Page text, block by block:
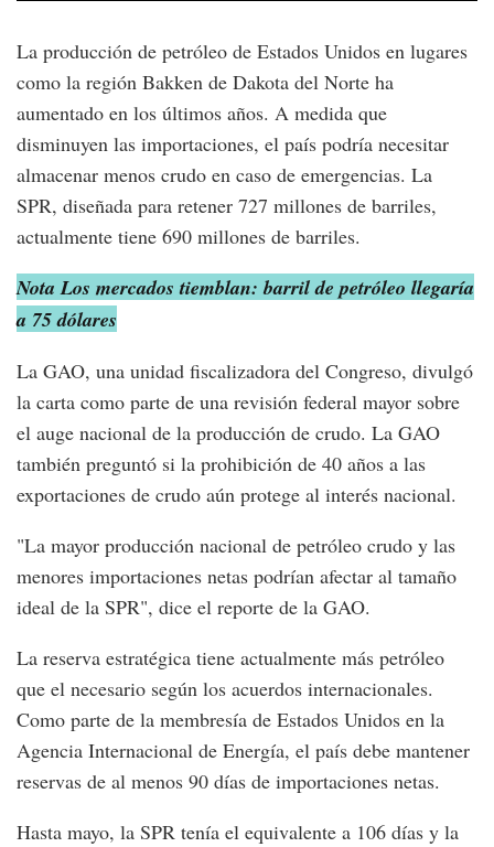
La producción de petróleo de Estados Unidos en lugares
como la región Bakken de Dakota del Norte ha
aumentado en los últimos años. A medida que
disminuyen las importaciones, el país podría necesitar
almacenar menos crudo en caso de emergencias. La
SPR, diseñada para retener 727 millones de barriles,
actualmente tiene 690 millones de barriles.
Nota Los mercados tiemblan: barril de petróleo llegaría
a 75 dólares
La GAO, una unidad fiscalizadora del Congreso, divulgó
la carta como parte de una revisión federal mayor sobre
el auge nacional de la producción de crudo. La GAO
también preguntó si la prohibición de 40 años a las
exportaciones de crudo aún protege al interés nacional.
"La mayor producción nacional de petróleo crudo y las
menores importaciones netas podrían afectar al tamaño
ideal de la SPR", dice el reporte de la GAO.
La reserva estratégica tiene actualmente más petróleo
que el necesario según los acuerdos internacionales.
Como parte de la membresía de Estados Unidos en la
Agencia Internacional de Energía, el país debe mantener
reservas de al menos 90 días de importaciones netas.
Hasta mayo, la SPR tenía el equivalente a 106 días y la